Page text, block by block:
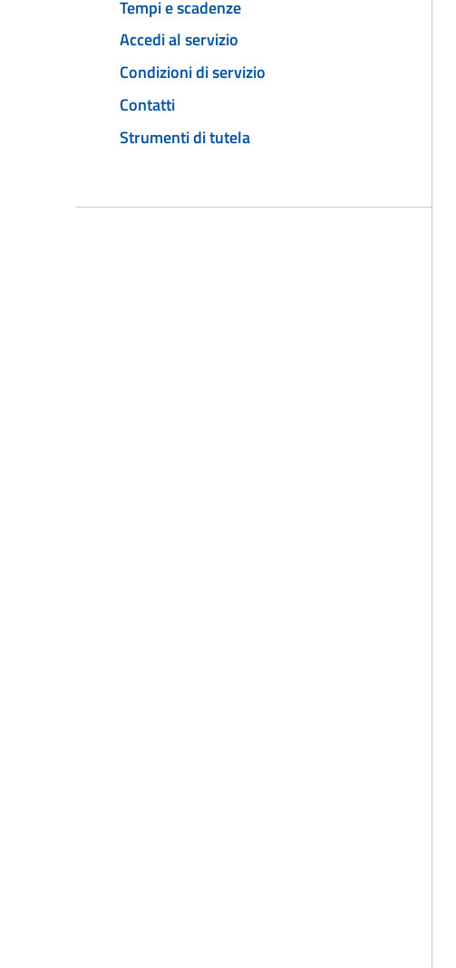
Tempi e scadenze
Accedi al servizio
Condizioni di servizio
Contatti
Strumenti di tutela